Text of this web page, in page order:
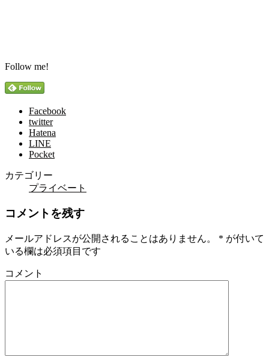
Follow me!
Facebook
twitter
Hatena
LINE
Pocket
カテゴリー
プライベート
コメントを残す
メールアドレスが公開されることはありません。 * が付いて
いる欄は必須項目です
コメント